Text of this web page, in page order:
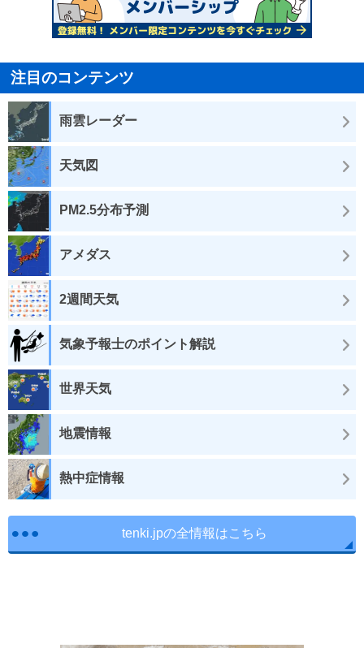
注目のコンテンツ
雨雲レーダー
天気図
PM2.5分布予測
アメダス
2週間天気
気象予報士のポイント解説
世界天気
地震情報
熱中症情報
tenki.jpの全情報はこちら